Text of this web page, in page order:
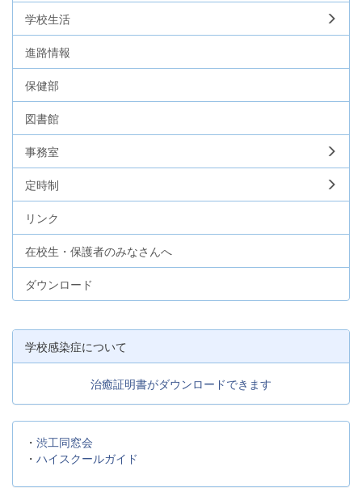
学校生活
進路情報
保健部
図書館
事務室
定時制
リンク
在校生・保護者のみなさんへ
ダウンロード
学校感染症について
治癒証明書がダウンロードできます
・ 渋工同窓会
・ ハイスクールガイド